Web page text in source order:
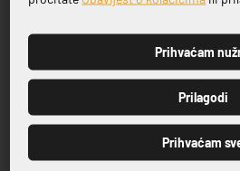
SERIJA ESSENTIAL
4,86 €
6,05
PRIJAVI SE
Prihvaćam
Prilagodi
Prihvaćam